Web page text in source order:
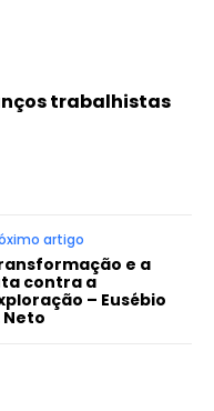
trabalhistas
artigo
e a
contra a
– Eusébio
Neto